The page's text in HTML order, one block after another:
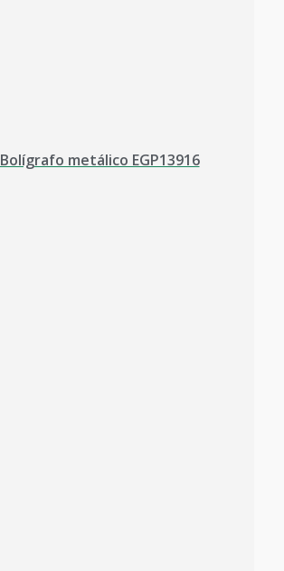
Bolígrafo metálico EGP13916